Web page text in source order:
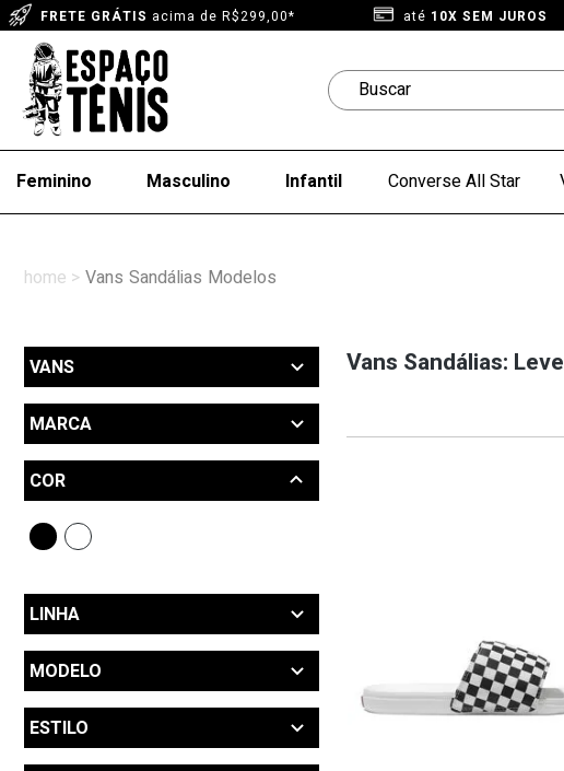
FRETE GRÁTIS acima de R$299,00* até 10X SEM JUROS
Feminino Masculino Infantil Converse All Star
Vans Sandálias Modelos
VANS
Produtos até 270 reais (5)
Modelos
MARCA
Vans (5)
COR
LINHA
Active (1)
Classics (3)
MODELO
Chinelo (5)
ESTILO
Vans Sandálias: